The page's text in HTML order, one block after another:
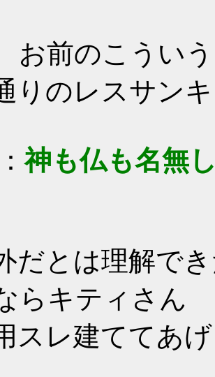
お前のこうい
りのレスサン
神も仏も名無
だとは理解で
らキティさん
スレ建ててあ